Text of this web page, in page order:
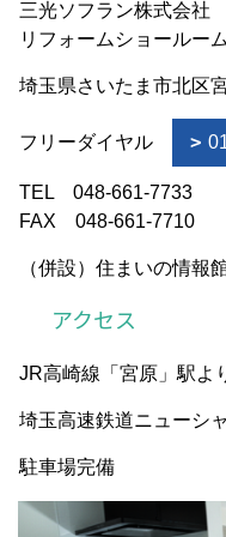
三光ソフラン株式会社
リフォームショールーム
埼玉県さいたま市北区
フリーダイヤル
TEL 048-661-7733
FAX 048-661-7710
（併設）住まいの情報
アクセス
JR高崎線「宮原」駅
埼玉高速鉄道ニューシ
駐車場完備